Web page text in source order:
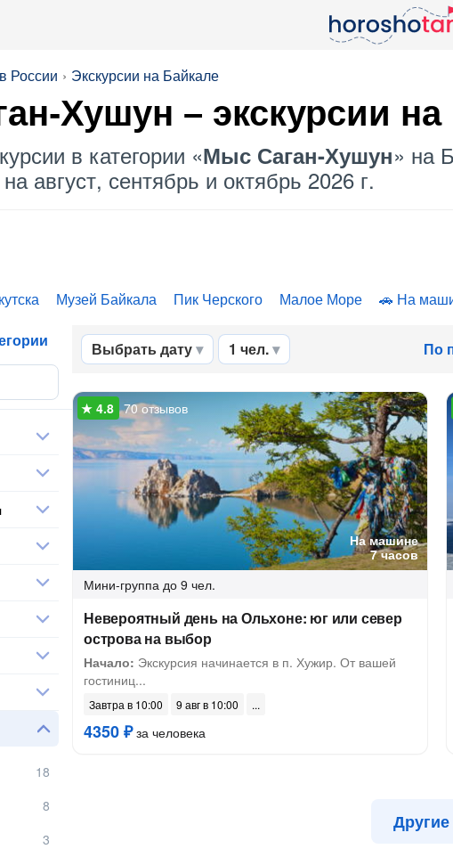
России Экскурсии на Байкале
Хушун – экскурсии на
в категории «Мыс Саган-Хушун» на
август, сентябрь и октябрь 2026 г.
Музей Байкала Пик Черского Малое Море На
Выбрать дату 1 чел. По
На машине
7 часов
70 отзывов
Мини-группа до 9 чел.
Невероятный день на Ольхоне: юг или север
острова на выбор
Начало: Экскурсия начинается в п. Хужир. От вашей
гостиниц...
Завтра в 10:00 9 авг в 10:00
4350 ₽за человека